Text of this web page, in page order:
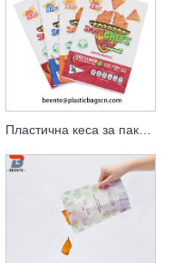
Пластична кеса за пакување за снек за заштита од влага